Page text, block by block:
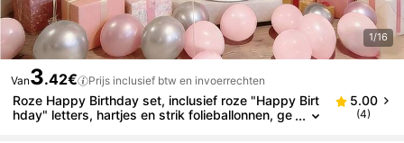
1/16
Van3.42€ Prijs inclusief btw en invoerrechten
Roze Happy Birthday set, inclusief roze "Happy Birt
hday" letters, hartjes en strik folieballonnen, ge
5.00
(4)